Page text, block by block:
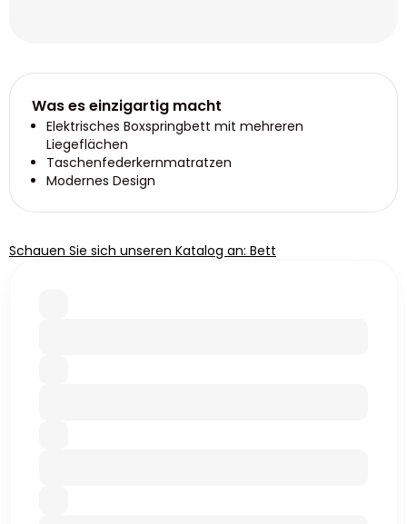
Was es einzigartig macht
Elektrisches Boxspringbett mit mehreren
Liegeflächen
Taschenfederkernmatratzen
Modernes Design
Schauen Sie sich unseren Katalog an: Bett